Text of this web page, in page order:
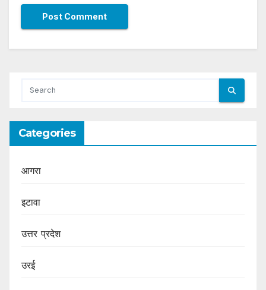
Categories
आगरा
इटावा
उत्तर प्रदेश
उरई